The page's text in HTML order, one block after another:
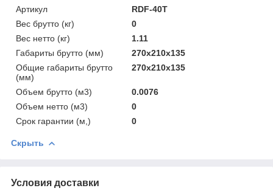
Артикул
RDF-40T
Вес брутто (кг)
0
Вес нетто (кг)
1.11
Габариты брутто (мм)
270x210x135
Общие габариты брутто
(мм)
270x210x135
Объем брутто (м3)
0.0076
Объем нетто (м3)
0
Срок гарантии (м,)
0
Скрыть
Условия доставки